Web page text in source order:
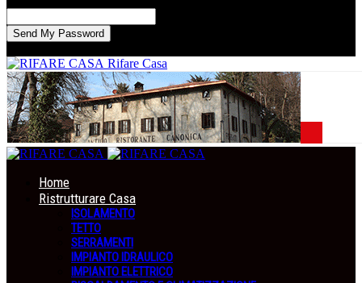
Rifare Casa
Home
Ristrutturare Casa
ISOLAMENTO
TETTO
SERRAMENTI
IMPIANTO IDRAULICO
IMPIANTO ELETTRICO